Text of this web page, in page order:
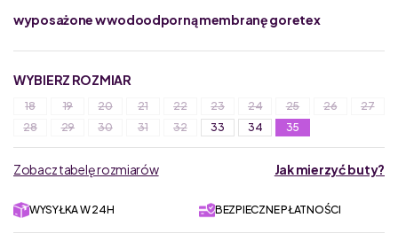
wyposażone w wodoodporną membranę goretex
WYBIERZ ROZMIAR
18 19 20 21 22 23 24 25 26
27
28
29 30 31 32 33 34 35
Zobacz tabelę rozmiarów Jak mierzyć buty?
WYSYŁKA W 24H BEZPIECZNE PŁATNOŚCI